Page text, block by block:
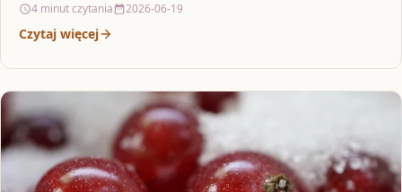
4 minut czytania 2026-06-19
Czytaj więcej